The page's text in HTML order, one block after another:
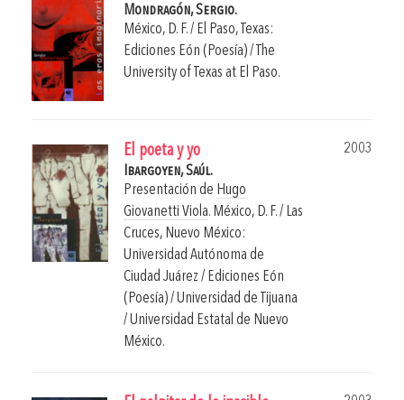
Mondragón, Sergio.
México, D. F. / El Paso, Texas:
Ediciones Eón (Poesía) / The
University of Texas at El Paso.
El poeta y yo
2003
Ibargoyen, Saúl.
Presentación de Hugo
Giovanetti Viola. México, D. F. / Las
Cruces, Nuevo México:
Universidad Autónoma de
Ciudad Juárez / Ediciones Eón
(Poesía) / Universidad de Tijuana
/ Universidad Estatal de Nuevo
México.